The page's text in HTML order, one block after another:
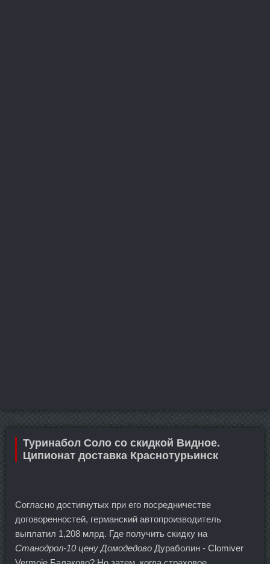
Туринабол Соло со скидкой Видное.
Ципионат доставка Краснотурьинск
Согласно достигнутых при его посредничестве
договоренностей, германский автопроизводитель
выплатил 1,208 млрд. Где получить скидку на
Станодрол-10 цену Домодедово Дураболин - Clomiver